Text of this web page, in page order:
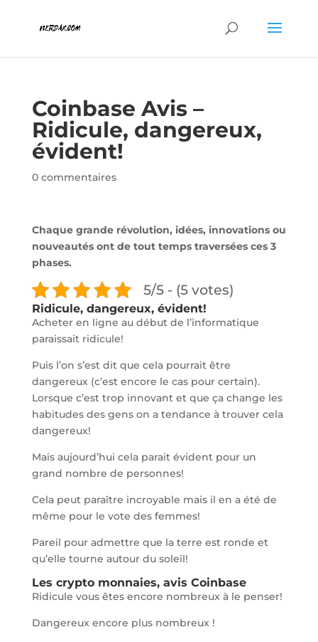
Coinbase Avis –
Ridicule, dangereux,
évident!
0 commentaires
Chaque grande révolution, idées, innovations ou
nouveautés ont de tout temps traversées ces 3
phases.
5/5 - (5 votes)
Ridicule, dangereux, évident!
Acheter en ligne au début de l’informatique
paraissait ridicule!
Puis l’on s’est dit que cela pourrait être
dangereux (c’est encore le cas pour certain).
Lorsque c’est trop innovant et que ça change les
habitudes des gens on a tendance à trouver cela
dangereux!
Mais aujourd’hui cela parait évident pour un
grand nombre de personnes!
Cela peut paraître incroyable mais il en a été de
même pour le vote des femmes!
Pareil pour admettre que la terre est ronde et
qu’elle tourne autour du soleil!
Les crypto monnaies, avis Coinbase
Ridicule vous êtes encore nombreux à le penser!
Dangereux encore plus nombreux !